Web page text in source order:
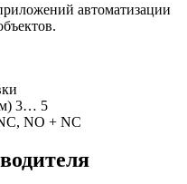
автоматизации
3… 5
NO + NC